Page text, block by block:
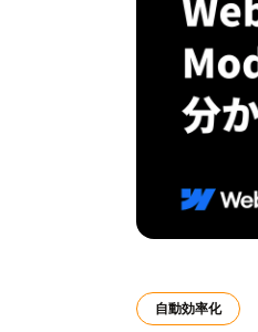
自動効率化